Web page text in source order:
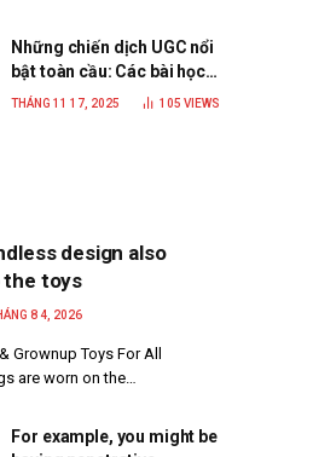
Những chiến dịch UGC nổi
bật toàn cầu: Các bài học
đắt giá cho thương hiệu
THÁNG 11 17, 2025 105VIEWS
design also
toys
8 4, 2026
Grownup Toys For All
are worn on the…
For example, you might be